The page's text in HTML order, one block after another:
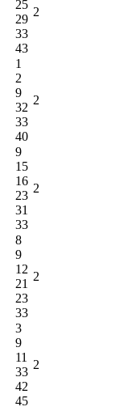
25
29
33
43
2
1
2
9
32
33
40
2
9
15
16
23
31
33
2
8
9
12
21
23
33
2
3
9
11
33
42
45
2